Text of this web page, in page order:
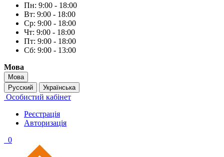
Пн: 9:00 - 18:00
Вт: 9:00 - 18:00
Ср: 9:00 - 18:00
Чт: 9:00 - 18:00
Пт: 9:00 - 18:00
Сб: 9:00 - 13:00
Мова
Мова
Русский
Українська
Особистий кабінет
Реєстрація
Авторизація
0